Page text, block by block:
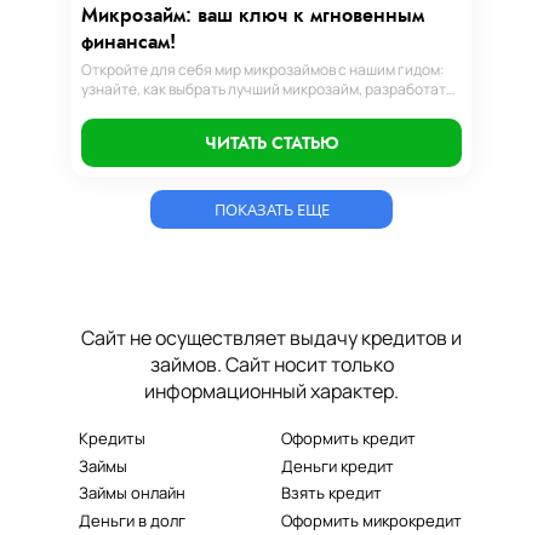
Микрозайм: ваш ключ к мгновенным
финансам!
Откройте для себя мир микрозаймов с нашим гидом:
узнайте, как выбрать лучший микрозайм, разработать
стабильность. Ваш ключ к умным финансам здесь!
ЧИТАТЬ СТАТЬЮ
ПОКАЗАТЬ ЕЩЕ
Сайт не осуществляет выдачу кредитов и
займов. Сайт носит только
информационный характер.
Кредиты
Займы
Займы онлайн
Деньги в долг
Оформить кредит
Деньги кредит
Взять кредит
Оформить микрокредит